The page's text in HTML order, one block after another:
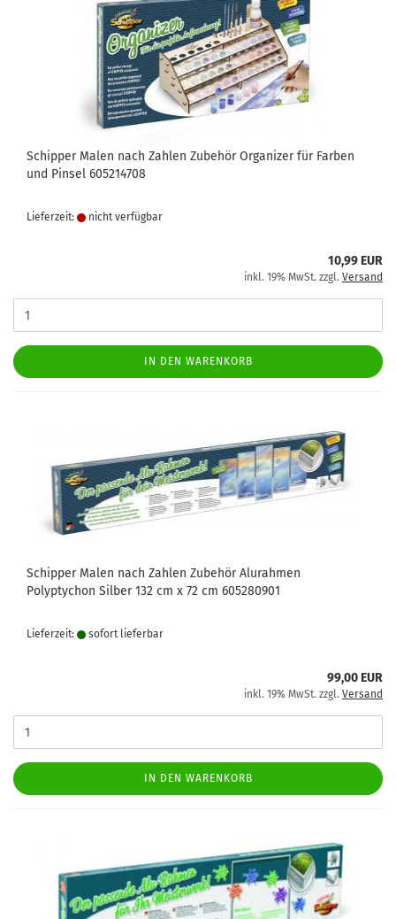
Schipper Malen nach Zahlen Zubehör Organizer für Farben
und Pinsel 605214708
Lieferzeit: nicht verfügbar
10,99 EUR
inkl. 19% MwSt. zzgl. Versand
IN DEN WARENKORB
Schipper Malen nach Zahlen Zubehör Alurahmen
Polyptychon Silber 132 cm x 72 cm 605280901
Lieferzeit: sofort lie­fer­bar
99,00 EUR
inkl. 19% MwSt. zzgl. Versand
IN DEN WARENKORB